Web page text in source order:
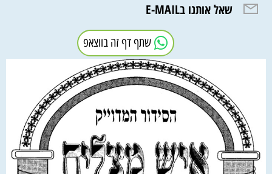
שאל אותנו בE-MAIL
שתף דף זה בווצאפ